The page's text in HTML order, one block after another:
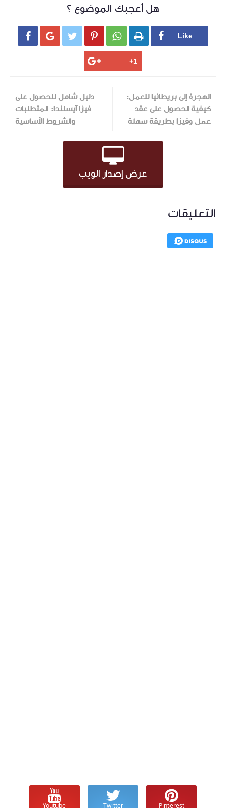
هل أعجبك الموضوع ؟
     
الهجرة إلى بريطانيا للعمل:
كيفية الحصول على عقد
عمل وفيزا بطريقة سهلة
دليل شامل للحصول على
فيزا آيسلندا: المتطلبات
والشروط الأساسية
عرض إصدار الويب
التعليقات
Pinterest
Twitter
Youtube